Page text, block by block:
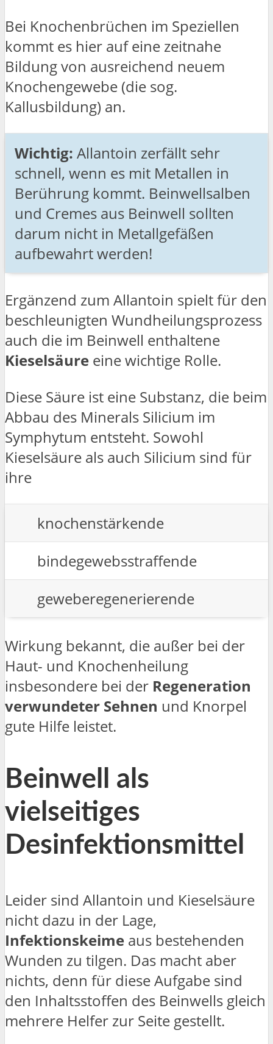
Bei Knochenbrüchen im Speziellen
kommt es hier auf eine zeitnahe
Bildung von ausreichend neuem
Knochengewebe (die sog.
Kallusbildung) an.
Wichtig: Allantoin zerfällt sehr
schnell, wenn es mit Metallen in
Berührung kommt. Beinwellsalben
und Cremes aus Beinwell sollten
darum nicht in Metallgefäßen
aufbewahrt werden!
Ergänzend zum Allantoin spielt für den
beschleunigten Wundheilungsprozess
auch die im Beinwell enthaltene
Kieselsäure eine wichtige Rolle.
Diese Säure ist eine Substanz, die beim
Abbau des Minerals Silicium im
Symphytum entsteht. Sowohl
Kieselsäure als auch Silicium sind für
ihre
knochenstärkende
bindegewebsstraffende
geweberegenerierende
Wirkung bekannt, die außer bei der
Haut- und Knochenheilung
insbesondere bei der Regeneration
verwundeter Sehnen und Knorpel
gute Hilfe leistet.
Beinwell als
vielseitiges
Desinfektionsmittel
Leider sind Allantoin und Kieselsäure
nicht dazu in der Lage,
Infektionskeime aus bestehenden
Wunden zu tilgen. Das macht aber
nichts, denn für diese Aufgabe sind
den Inhaltsstoffen des Beinwells gleich
mehrere Helfer zur Seite gestellt.